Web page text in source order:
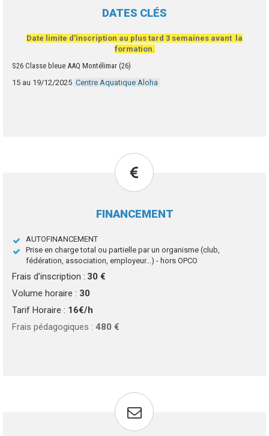
DATES CLÉS
Date limite d'inscription au plus tard 3 semaines avant la
formation.
S26 Classe bleue AAQ Montélimar (26)
15 au 19/12/2025 Centre Aquatique Aloha
FINANCEMENT
AUTOFINANCEMENT
Prise en charge total ou partielle par un organisme (club,
fédération, association, employeur...) - hors OPCO
Frais d'inscription : 30 €
Volume horaire : 30
Tarif Horaire : 16€/h
Frais pédagogiques : 480 €